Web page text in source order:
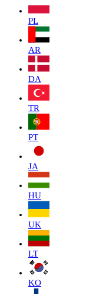
PL
AR
DA
TR
PT
JA
HU
UK
LT
KO